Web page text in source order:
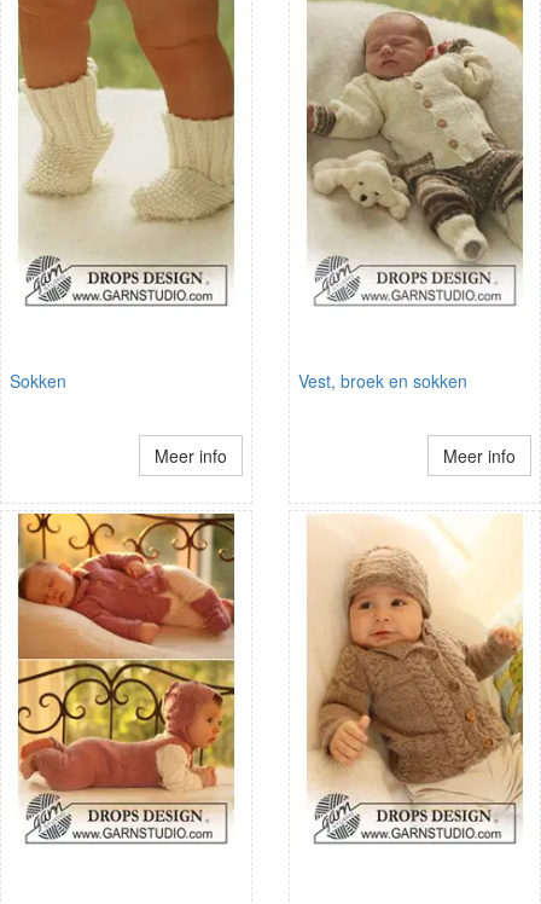
Sokken
Meer info
Vest, broek en sokken
Meer info